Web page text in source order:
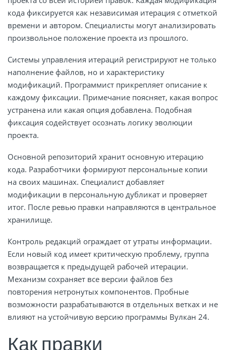
кода фиксируется как независимая итерация с отметкой
времени и автором. Специалисты могут анализировать
произвольное положение проекта из прошлого.
Системы управления итераций регистрируют не только
наполнение файлов, но и характеристику
модификаций. Программист прикрепляет описание к
каждому фиксации. Примечание поясняет, какая вопрос
устранена или какая опция добавлена. Подобная
фиксация содействует осознать логику эволюции
проекта.
Основной репозиторий хранит основную итерацию
кода. Разработчики формируют персональные копии
на своих машинах. Специалист добавляет
модификации в персональную дубликат и проверяет
итог. После ревью правки направляются в центральное
хранилище.
Контроль редакций ограждает от утраты информации.
Если новый код имеет критическую проблему, группа
возвращается к предыдущей рабочей итерации.
Механизм сохраняет все версии файлов без
повторения нетронутых компонентов. Пробные
возможности разрабатываются в отдельных ветках и не
влияют на устойчивую версию программы Вулкан 24.
Как правки